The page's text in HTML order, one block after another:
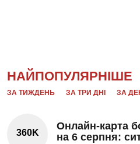
НАЙПОПУЛЯРНІШЕ
ЗА ТИЖДЕНЬ ЗА ТРИ ДНІ ЗА
360K
Онлайн-карта
на 6 серпня: